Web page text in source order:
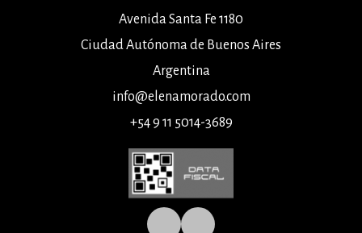
Avenida Santa Fe 1180
Ciudad Autónoma de Buenos Aires
Argentina
info@elenamorado.com
+54 9 11 5014-3689